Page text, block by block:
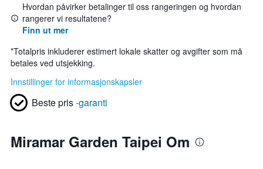
Hvordan påvirker betalinger til oss rangeringen og hvordan
rangerer vi resultatene?
Finn ut mer
*Totalpris inkluderer estimert lokale skatter og avgifter som må
betales ved utsjekking.
Innstillinger for informasjonskapsler
Beste pris-garanti
Miramar Garden Taipei Om